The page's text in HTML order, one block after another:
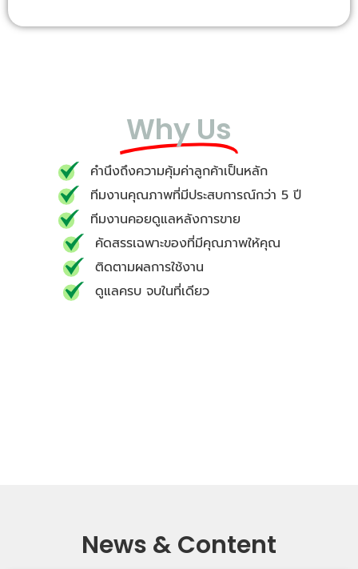
Why Us
คำนึงถึงความคุ้มค่าลูกค้าเป็นหลัก
ทีมงานคุณภาพที่มีประสบการณ์กว่า 5 ปี
ทีมงานคอยดูแลหลังการขาย
คัดสรรเฉพาะของที่มีคุณภาพให้คุณ
ติดตามผลการใช้งาน
ดูแลครบ จบในที่เดียว
News & Content